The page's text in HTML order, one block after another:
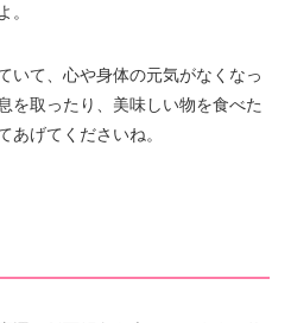
。
いて、心や身体の元気がなくなっ
を取ったり、美味しい物を食べた
あげてくださいね。